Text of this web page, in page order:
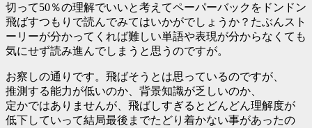
切って50％の理解でいいと考えてペーパーバックをドンドン
飛ばすつもりで読んでみてはいかがでしょうか？たぶんスト
ーリーが分かってくれば難しい単語や表現が分からなくても
気にせず読み進んでしまうと思うのですが。
お察しの通りです。飛ばそうとは思っているのですが、
推測する能力が低いのか、背景知識が乏しいのか、
定かではありませんが、飛ばしすぎるとどんどん理解度が
低下していって結局最後までたどり着かない事があったの